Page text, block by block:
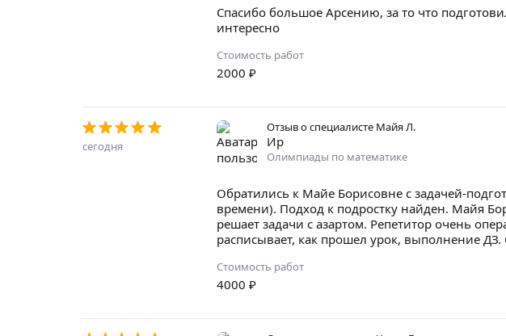
Спасибо большое Арсению, за то что
интересно
Стоимость работ
2000 ₽
сегодня
Отзыв о специалисте Майя Л.
Ир
Олимпиады по математике
Обратились к Майе Борисовне с задачей-
времени). Подход к подростку найден. Майя
решает задачи с азартом. Репетитор очень
расписывает, как прошел урок, выполнение
Стоимость работ
4000 ₽